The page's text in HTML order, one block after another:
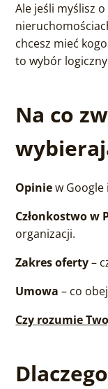
Ale jeśli myślisz
chcesz mieć
to wybór
Na co
Opiniew Google
Członkostwo w
organizacji.
Zakres oferty–
Umowa – co
Czy rozumie